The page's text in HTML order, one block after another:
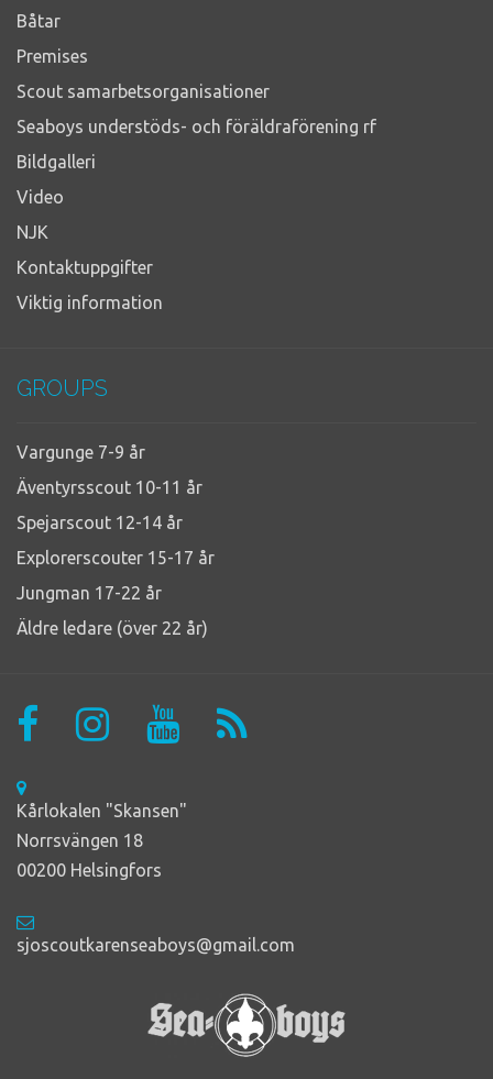
Båtar
Premises
Scout samarbetsorganisationer
Seaboys understöds- och föräldraförening rf
Bildgalleri
Video
NJK
Kontaktuppgifter
Viktig information
GROUPS
Vargunge 7-9 år
Äventyrsscout 10-11 år
Spejarscout 12-14 år
Explorerscouter 15-17 år
Jungman 17-22 år
Äldre ledare (över 22 år)
Kårlokalen "Skansen"
Norrsvängen 18
00200 Helsingfors
sjoscoutkarenseaboys@gmail.com